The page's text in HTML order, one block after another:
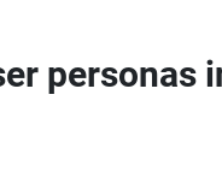
personas